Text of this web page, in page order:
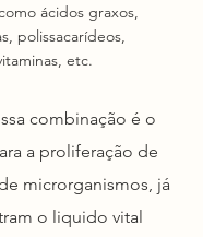
ácidos graxos,
polissacarídeos,
etc.
combinação é o
a proliferação de
microrganismos, já
o liquido vital